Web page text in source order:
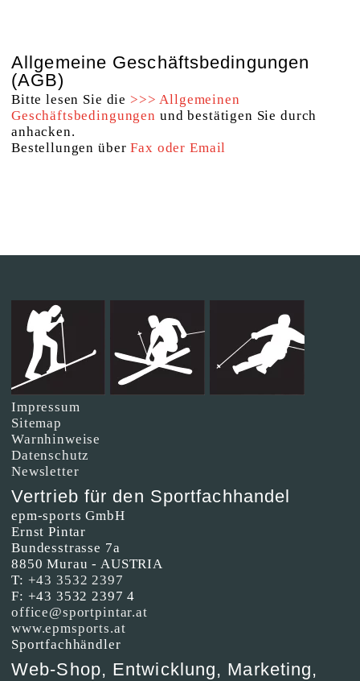
Allgemeine Geschäftsbedingungen
(AGB)
Bitte lesen Sie die >>> Allgemeinen
Geschäftsbedingungen und bestätigen Sie durch
anhacken.
Bestellungen überFax oder Email
Impressum
Sitemap
Warnhinweise
Datenschutz
Newsletter
Vertrieb für den Sportfachhandel
epm-sports GmbH
Ernst Pintar
Bundesstrasse 7a
8850 Murau - AUSTRIA
T: +43 3532 2397
F: +43 3532 2397 4
office@sportpintar.at
www.epmsports.at
Sportfachhändler
Web-Shop, Entwicklung, Marketing,